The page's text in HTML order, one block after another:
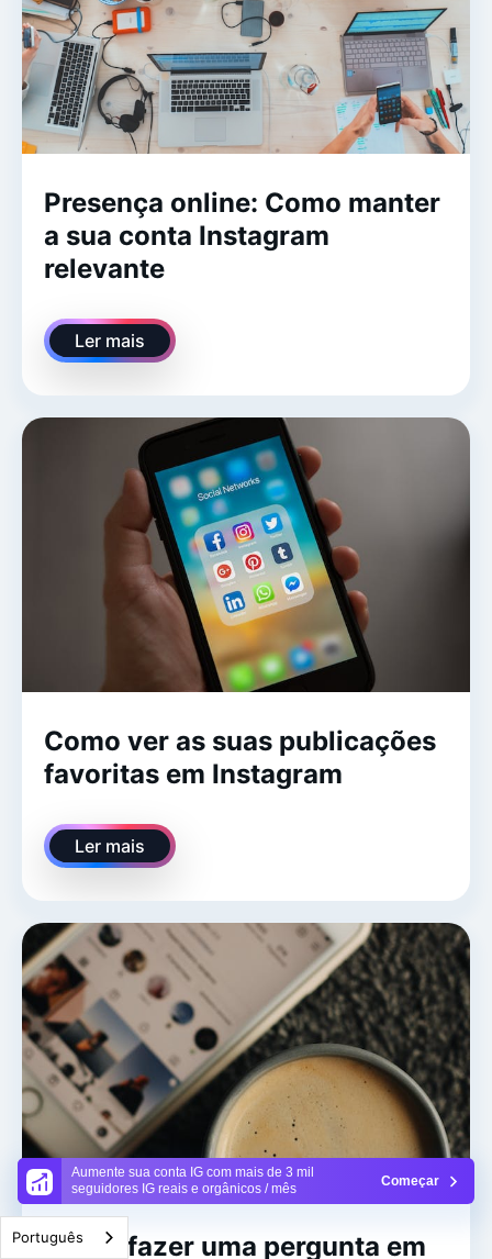
Aumente sua conta IG com mais de 3 mil
seguidores IG reais e orgânicos / mês
Começar
Presença online: Como manter
a sua conta Instagram
relevante
Ler mais
Como ver as suas publicações
favoritas em Instagram
Ler mais
Como fazer uma pergunta em
Português